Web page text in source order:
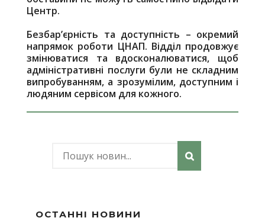
Центр.
Безбар’єрність та доступність – окремий
напрямок роботи ЦНАП. Відділ продовжує
змінюватися та вдосконалюватися, щоб
адміністративні послуги були не складним
випробуванням, а зрозумілим, доступним і
людяним сервісом для кожного.
ОСТАННІ НОВИНИ